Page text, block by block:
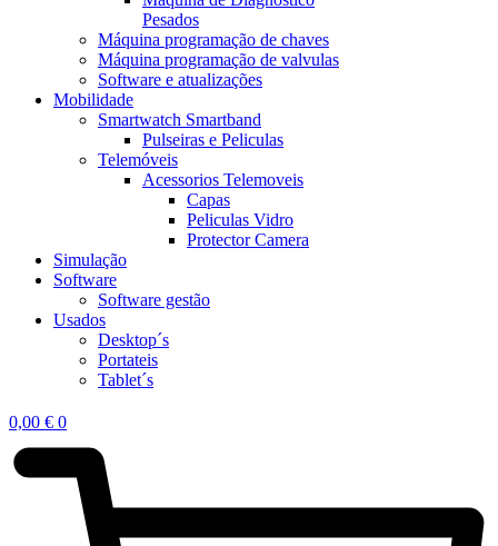
Pesados
Máquina programação de chaves
Máquina programação de valvulas
Software e atualizações
Mobilidade
Smartwatch Smartband
Pulseiras e Peliculas
Telemóveis
Acessorios Telemoveis
Capas
Peliculas Vidro
Protector Camera
Simulação
Software
Software gestão
Usados
Desktop´s
Portateis
Tablet´s
0,00 € 0